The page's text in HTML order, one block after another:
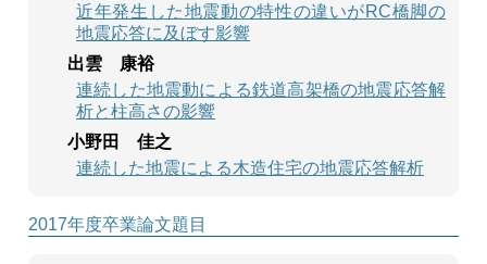
近年発生した地震動の特性の違いがRC橋脚の
地震応答に及ぼす影響
出雲 康裕
連続した地震動による鉄道高架橋の地震応答解
析と柱高さの影響
小野田 佳之
連続した地震による木造住宅の地震応答解析
2017年度卒業論文題目